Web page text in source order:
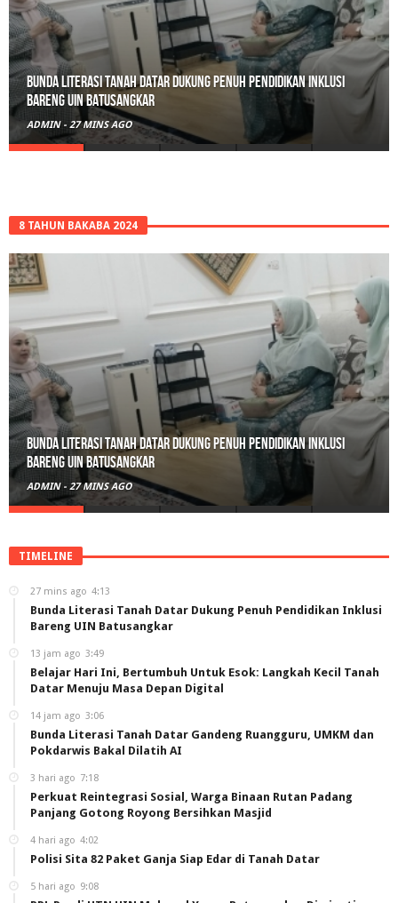
Belajar Hari Ini, Bertumbuh Untuk Esok: Langkah Kecil Tanah
Datar Menuju Masa Depan Digital
ADMIN - 13 JAM AGO
8 TAHUN BAKABA 2024
Belajar Hari Ini, Bertumbuh Untuk Esok: Langkah Kecil Tanah
Datar Menuju Masa Depan Digital
ADMIN - 13 JAM AGO
TIMELINE
27 mins ago 4:13
Bunda Literasi Tanah Datar Dukung Penuh Pendidikan Inklusi
Bareng UIN Batusangkar
13 jam ago 3:49
Belajar Hari Ini, Bertumbuh Untuk Esok: Langkah Kecil Tanah
Datar Menuju Masa Depan Digital
14 jam ago 3:06
Bunda Literasi Tanah Datar Gandeng Ruangguru, UMKM dan
Pokdarwis Bakal Dilatih AI
3 hari ago 7:18
Perkuat Reintegrasi Sosial, Warga Binaan Rutan Padang
Panjang Gotong Royong Bersihkan Masjid
4 hari ago 4:02
Polisi Sita 82 Paket Ganja Siap Edar di Tanah Datar
5 hari ago 9:08